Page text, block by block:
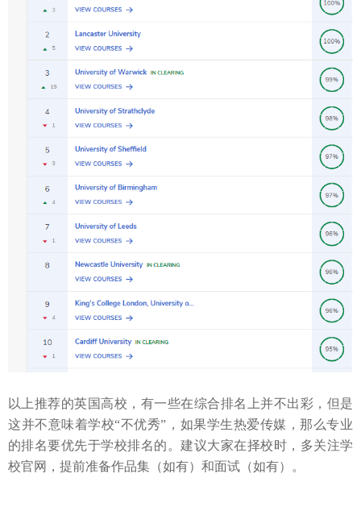
以上推荐的英国高校，有一些在综合排名上并不出彩，但是
这并不意味着学校“不优秀”，如果学生热爱传媒，那么专业
的排名要优先于学校排名的。建议大家在择校时，多关注学
校官网，提前准备作品集（如有）和面试（如有）。